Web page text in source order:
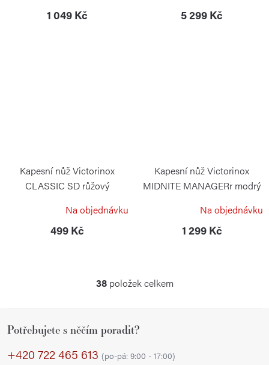
1 049 Kč 5 299 Kč
Kapesní nůž Victorinox
CLASSIC SD růžový
Na objednávku
499 Kč
Kapesní nůž Victorinox
MIDNITE MANAGERr modrý
VICTORINOX
Na objednávku
1 299 Kč
O
á
d
38položek celkem
Potřebujete s něčím poradit?
+420 722 465 613 (po-pá: 9:00 - 17:00)